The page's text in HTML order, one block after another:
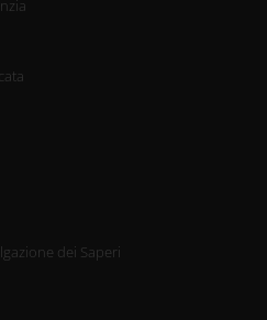
dei Saperi